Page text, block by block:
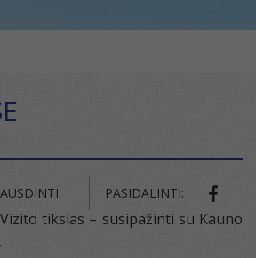
PASIDALINTI:
tikslas – susipažinti su Kauno